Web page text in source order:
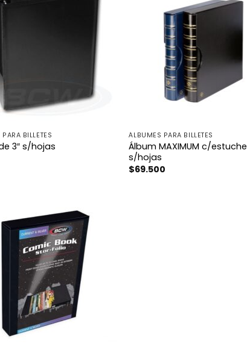
BILLETES
3″ s/hojas
ÁLBUMES PARA BILLETES
Álbum MAXIMUM c/estuche
s/hojas
$69.500